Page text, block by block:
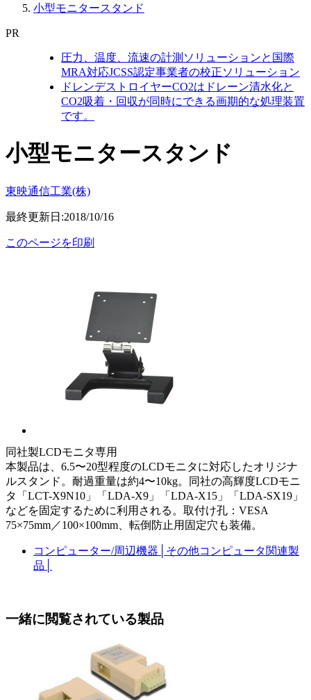
小型モニタースタンド
PR
圧力、温度、流速の計測ソリューションと国際
MRA対応JCSS認定事業者の校正ソリューション
ドレンデストロイヤーCO2はドレーン清水化と
CO2吸着・回収が同時にできる画期的な処理装置
です。
小型モニタースタンド
東映通信工業(株)
最終更新日:2018/10/16
このページを印刷
同社製LCDモニタ専用
本製品は、6.5〜20型程度のLCDモニタに対応したオリジナ
ルスタンド。耐過重量は約4〜10kg。同社の高輝度LCDモニ
タ「LCT-X9N10」「LDA-X9」「LDA-X15」「LDA-SX19」
などを固定するために利用される。取付け孔：VESA
75×75mm／100×100mm、転倒防止用固定穴も装備。
コンピューター/周辺機器
その他コンピュータ関連製
品
一緒に閲覧されている製品